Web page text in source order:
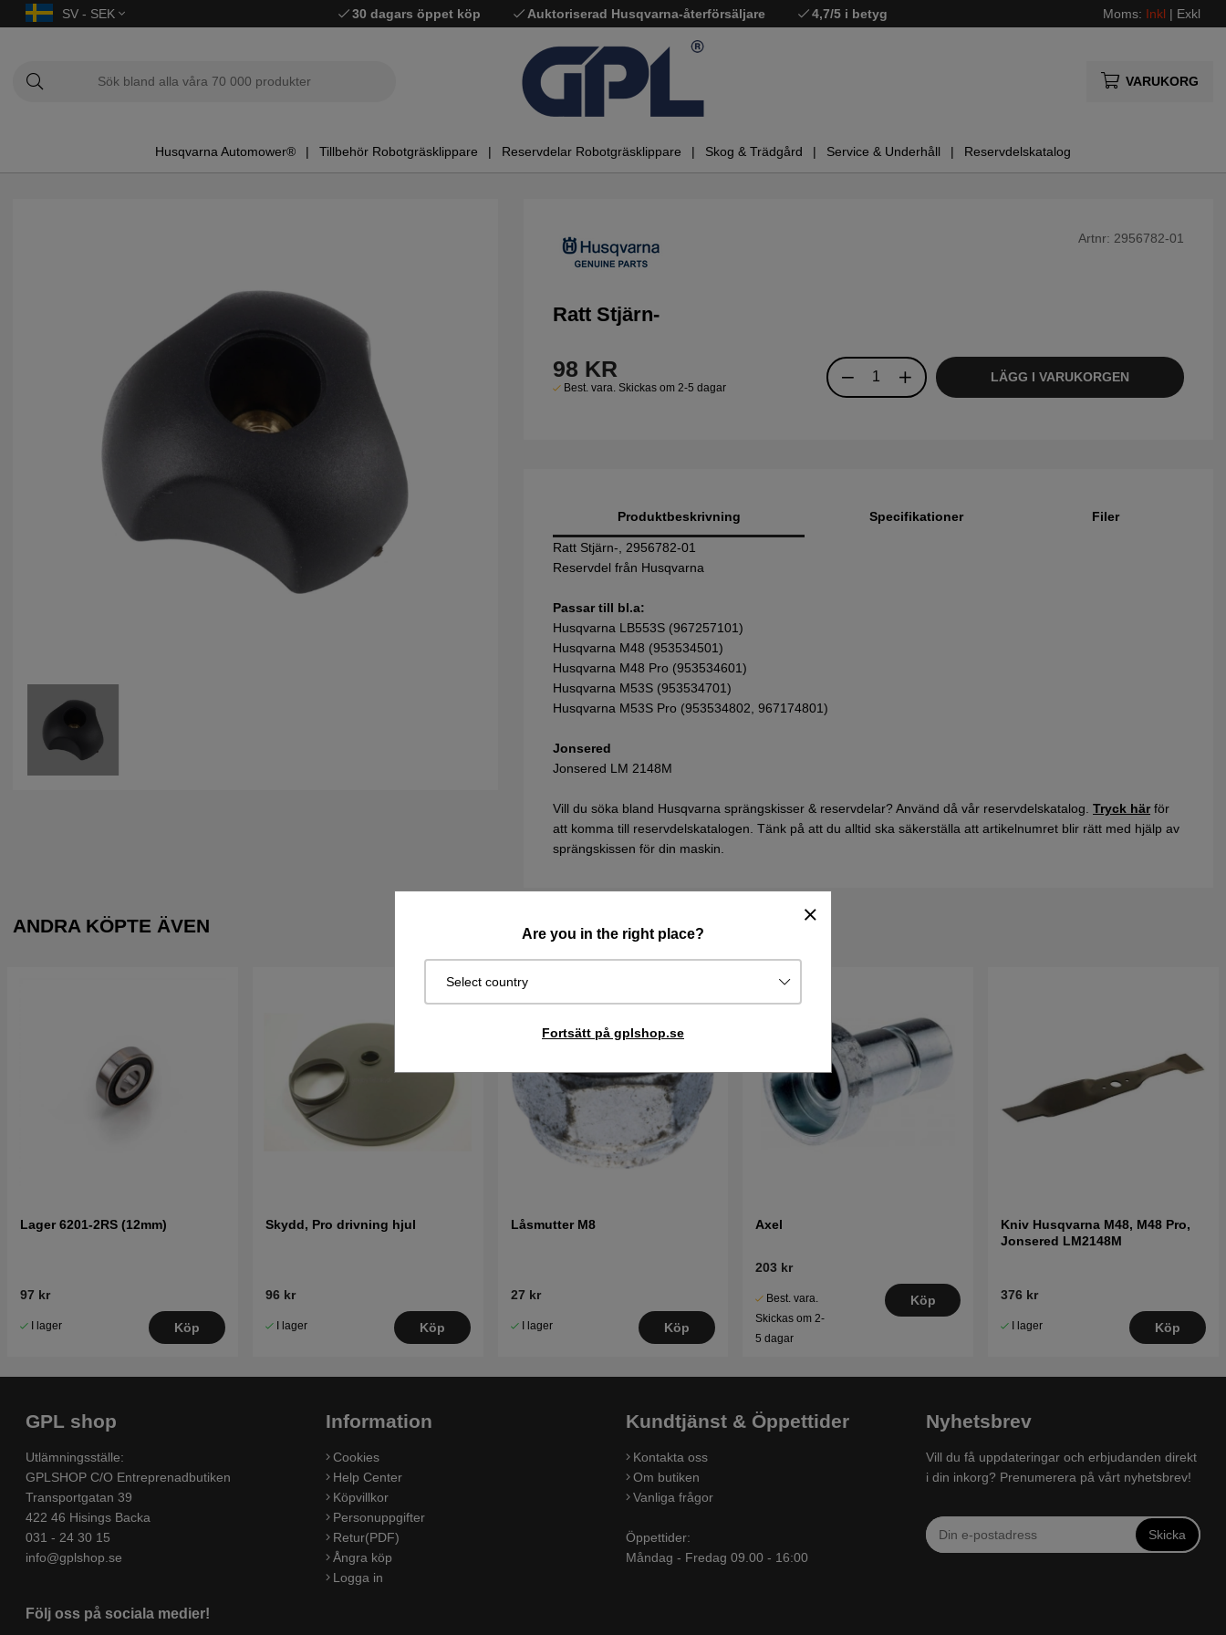
SV - SEK 30 dagars öppet köp Auktoriserad Husqvarna-återförsäljare 4,7/5 i betyg Moms: Inkl | Exkl
VARUKORG
Husqvarna Automower® Tillbehör Robotgräsklippare Reservdelar Robotgräsklippare Skog & Trädgård Service & Underhåll Reservdelskatalog
Are you in the right place?
Select country
Fortsätt på gplshop.se
Artnr: 2956782-01
Ratt Stjärn-
98 KR
Best. vara. Skickas om 2-5 dagar
LÄGG I VARUKORGEN
Produktbeskrivning
Ratt Stjärn-, 2956782-01
Reservdel från Husqvarna
Passar till bl.a:
Husqvarna LB553S (967257101)
Husqvarna M48 (953534501)
Husqvarna M48 Pro (953534601)
Husqvarna M53S (953534701)
Husqvarna M53S Pro (953534802, 967174801)
Jonsered
Jonsered LM 2148M
Vill du söka bland Husqvarna sprängskisser & reservdelar? Använd då vår reservdelskatalog. Tryck härför
att komma till reservdelskatalogen. Tänk på att du alltid ska säkerställa att artikelnumret blir rätt med hjälp av
sprängskissen för din maskin.
Specifikationer Filer
ANDRA KÖPTE ÄVEN
Lager 6201-2RS (12mm)
97 kr
I lager Köp
Skydd, Pro drivning hjul
96 kr
I lager Köp
Låsmutter M8
27 kr
I lager Köp
Axel
203 kr
Best. vara.
Skickas om 2-
5 dagar
Köp
Kniv Husqvarna M48, M48 Pro,
Jonsered LM2148M
376 kr
I lager Köp
GPL shop
Utlämningsställe:
GPLSHOP C/O Entreprenadbutiken
Transportgatan 39
422 46 Hisings Backa
031 - 24 30 15
info@gplshop.se
Följ oss på sociala medier!
Information
Cookies
Help Center
Köpvillkor
Personuppgifter
Retur(PDF)
Ångra köp
Logga in
Kundtjänst & Öppettider
Kontakta oss
Om butiken
Vanliga frågor
Öppettider:
Måndag - Fredag 09.00 - 16:00
Nyhetsbrev
Vill du få uppdateringar och erbjudanden direkt
i din inkorg? Prenumerera på vårt nyhetsbrev!
Skicka